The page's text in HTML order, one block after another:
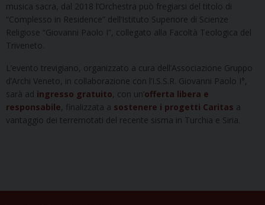
musica sacra, dal 2018 l’Orchestra può fregiarsi del titolo di
“Complesso in Residence” dell’Istituto Superiore di Scienze
Religiose “Giovanni Paolo I”, collegato alla Facoltà Teologica del
Triveneto.
L’evento trevigiano, organizzato a cura dell’Associazione Gruppo
d’Archi Veneto, in collaborazione con l’I.S.S.R. Giovanni Paolo I°,
sarà ad ingresso gratuito, con un’offerta libera e
responsabile, finalizzata a sostenere i progetti Caritas a
vantaggio dei terremotati del recente sisma in Turchia e Siria.